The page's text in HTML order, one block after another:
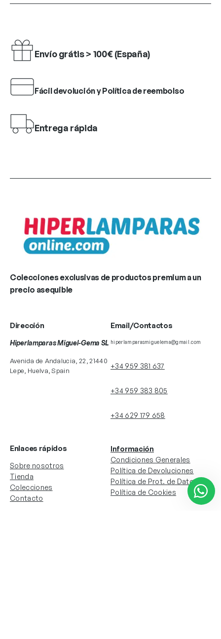
Envío grátis > 100€ (España)
Fácil devolución y Política de reembolso
Entrega rápida
Colecciones exclusivas de productos premium a un
precio asequible
Dirección
Hiperlamparas Miguel-Gema SL
Avenida de Andalucia, 22, 21440
Lepe, Huelva, Spain
Email/Contactos
hiperlamparasmiguelema@gmail.com
+34 959 381 637
+34 959 383 805
+34 629 179 658
Enlaces rápidos
Sobre nosotros
Tienda
Colecciones
Contacto
Información
Condiciones Generales
Política de Devoluciones
Política de Prot. de Datos
Política de Cookies